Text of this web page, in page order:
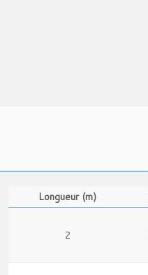
Longueur (m)
2